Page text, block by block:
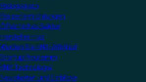
Pädagogisch
Freizeiteinrichtungen
Öffentliches Sektor
Hersteller-Hub
Werden Sie KNX-Mitglied
Startup Programm
KNX Technologie
Neuigkeiten und Einblicke